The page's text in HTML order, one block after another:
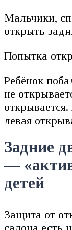
Мальчики,
открыть
Попытка
Ребёнок
не
левая
Задние
—
детей
Защита от